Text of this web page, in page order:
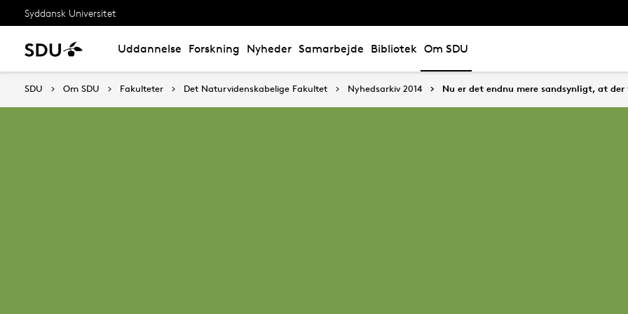
Syddansk Universitet
Uddannelse Forskning Nyheder Samarbejde Bibliotek Om SDU
SDU Om SDU Fakulteter Det Naturvidenskabelige Fakultet Nyhedsarkiv 2014 Nu er det endnu mere sandsynligt, at